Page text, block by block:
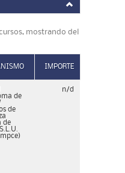
mostrando del
IMPORTE
de
de
de
n/d